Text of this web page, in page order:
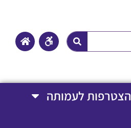
הצטרפות לעמותה